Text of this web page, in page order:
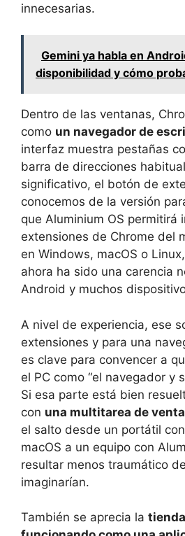
innecesarias.
Gemini ya habla en
disponibilidad y cómo
Dentro de las ventanas,
como un navegador de
interfaz muestra pestañas
barra de direcciones
significativo, el botón de
conocemos de la versión
que Aluminium OS permitirá
extensiones de Chrome del
en Windows, macOS o
ahora ha sido una carencia
Android y muchos
A nivel de experiencia, ese
extensiones y para una
es clave para convencer a
el PC como “el navegador y
Si esa parte está bien
con una multitarea de
el salto desde un portátil
macOS a un equipo con
resultar menos traumático
imaginarían.
También se aprecia la